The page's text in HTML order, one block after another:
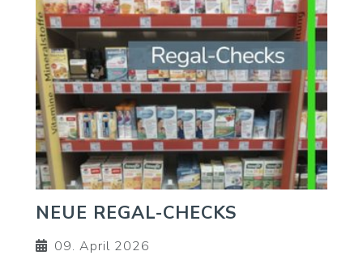
NEUE REGAL-CHECKS
09. April 2026